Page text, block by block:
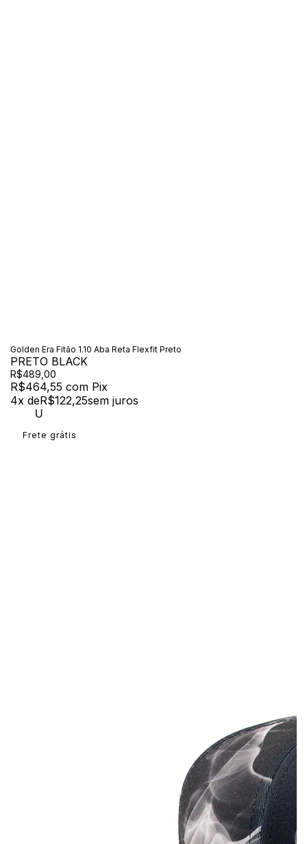
Golden Era Fitão 1.10 Aba Reta Flexfit Preto
PRETO BLACK
R$489,00
R$464,55 com Pix
4x deR$122,25sem juros
U
Frete grátis